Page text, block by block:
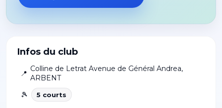
Infos du club
📍
Colline de Letrat Avenue de Général Andrea,
ARBENT
🎾
5 courts